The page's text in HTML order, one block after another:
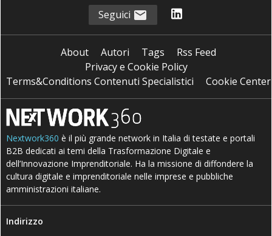
Seguici
About Autori Tags
Rss Feed
Privacy e Cookie Policy
Terms&Conditions Contenuti Specialistici
Cookie Center
Nextwork360 è il più grande network in Italia di testate e portali
B2B dedicati ai temi della Trasformazione Digitale e
dell’Innovazione Imprenditoriale. Ha la missione di diffondere la
cultura digitale e imprenditoriale nelle imprese e pubbliche
amministrazioni italiane.
Indirizzo